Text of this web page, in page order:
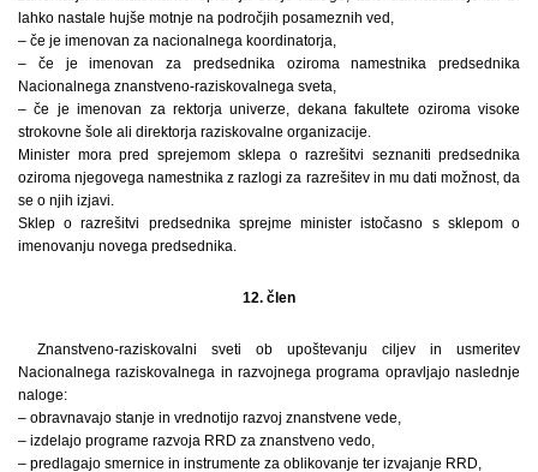
lahko nastale hujše motnje na področjih posameznih ved,
– če je imenovan za nacionalnega koordinatorja,
– če je imenovan za predsednika oziroma namestnika predsednika
Nacionalnega znanstveno-raziskovalnega sveta,
– če je imenovan za rektorja univerze, dekana fakultete oziroma visoke
strokovne šole ali direktorja raziskovalne organizacije.
Minister mora pred sprejemom sklepa o razrešitvi seznaniti predsednika
oziroma njegovega namestnika z razlogi za razrešitev in mu dati možnost, da
se o njih izjavi.
Sklep o razrešitvi predsednika sprejme minister istočasno s sklepom o
imenovanju novega predsednika.
12. člen
Znanstveno-raziskovalni sveti ob upoštevanju ciljev in usmeritev
Nacionalnega raziskovalnega in razvojnega programa opravljajo naslednje
naloge:
– obravnavajo stanje in vrednotijo razvoj znanstvene vede,
– izdelajo programe razvoja RRD za znanstveno vedo,
– predlagajo smernice in instrumente za oblikovanje ter izvajanje RRD,